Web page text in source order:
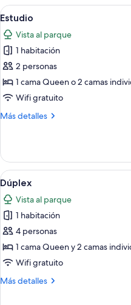
Abrir
todas
las
fotos
de
Estudio
3
Estudio
Vista al parque
1 habitación
2 personas
1 cama Queen o 2 camas
Wifi gratuito
Más detalles
Más
Abrir
todas
las
fotos
de
Dúplex
4
Dúplex
Vista al parque
1 habitación
4 personas
1 cama Queen y 2 camas
Wifi gratuito
Más detalles
Más